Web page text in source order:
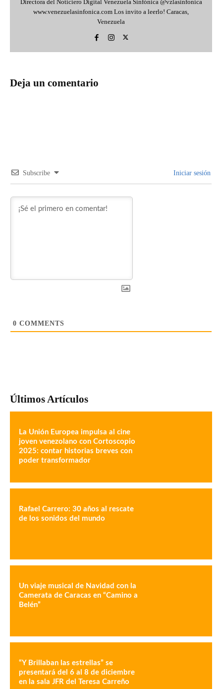
Directora del Noticiero Digital Venezuela Sinfónica @vzlasinfonica
www.venezuelasinfonica.com Los invito a leerlo! Caracas,
Venezuela
Deja un comentario
Subscribe Iniciar sesión
0 COMMENTS
Últimos Artículos
La Unión Europea impulsa al cine
joven venezolano con Cortoscopio
2025: contar historias breves con
poder transformador
Rafael Carrero: 30 años al rescate
de los sonidos del mundo
Un viaje musical de Navidad con la
Camerata de Caracas en “Camino a
Belén”
“Y Brillaban las estrellas” se
presentará del 6 al 8 de diciembre
en la sala JFR del Teresa Carreño